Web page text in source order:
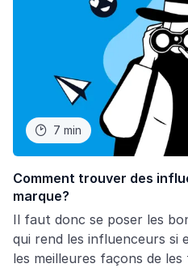
 7 min
Comment trouver des
marque?
Il faut donc se poser les
qui rend les influenceurs si
les meilleures façons de